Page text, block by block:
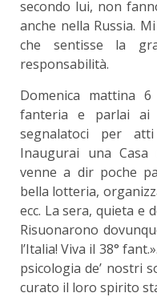
secondo lui, non
anche nella Russia.
che sentisse la
responsabilità.
Domenica mattina
fanteria e parlai ai
segnalatoci per
Inaugurai una
venne a dir poche
bella lotteria,
ecc. La sera, quieta e
Risuonarono
l’Italia! Viva il 38°
psicologia de’ nostri
curato il loro spirito